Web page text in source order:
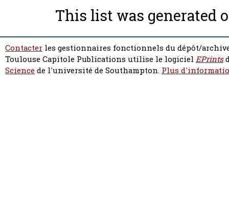
This list was generated
Contacter les gestionnaires fonctionnels du dépôt/
Toulouse Capitole Publications utilise le logiciel EPrints
Sciencede l'université de Southampton. Plus